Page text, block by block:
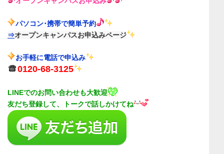
パソコン･携帯で簡単予約
⇒オープンキャンパスお申込みページ
お手軽に電話で申込み
0120-68-3125
LINEでのお問い合わせも大歓迎
友だち登録して、トークで話しかけてね